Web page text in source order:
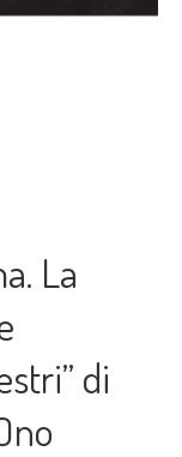
La
di